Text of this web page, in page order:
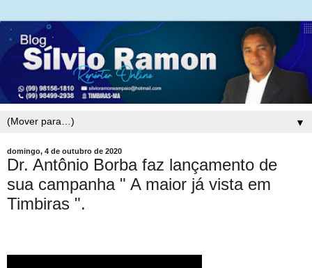
▼
domingo, 4 de outubro de 2020
Dr. Antônio Borba faz lançamento de
sua campanha " A maior já vista em
Timbiras ".